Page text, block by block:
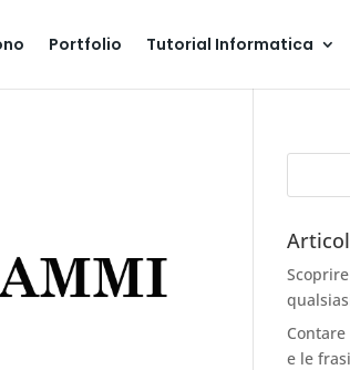
Portfolio Tutorial Informatica
e le